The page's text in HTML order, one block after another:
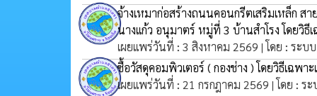
จ้างเหมาก่อสร้างถนนคอนกรีตเสริมเหล็ก ส
นางแก้ว อนุมาตร์ หมู่ที่ 3 บ้านสำโรง โดยวิธีเ
เผยแพร่วันที่ : 3 สิงหาคม 2569 | โดย : ระบ
ซื้อวัสดุคอมพิวเตอร์ ( กองช่าง ) โดยวิธีเฉพาะ
เผยแพร่วันที่ : 21 กรกฎาคม 2569 | โดย : ร